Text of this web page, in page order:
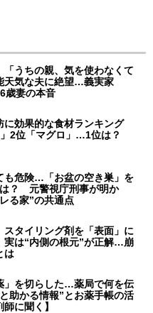
「うちの親、気を使わなくて
気な夫に絶望…義実家
歳妻の本音
に効果的な食材ランキング
2位「マグロ」…1位は？
も危険…「お盆の空き巣」を
？ 元警視庁刑事が明か
る家”の共通点
スタイリング剤を「表面」に
は“内側の根元”が正解…崩
は
」を切らした…薬局で何を伝
助かる情報”とお薬手帳の活
に聞く】